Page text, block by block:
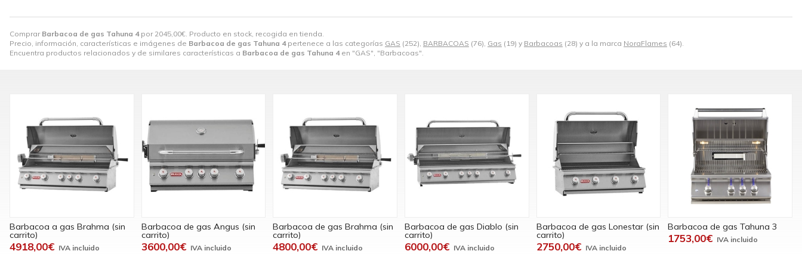
Comprar Barbacoa de gas Tahuna 4por 2045,00€ . Producto en stock, recogida en tienda.
Precio, información, características e imágenes de Barbacoa de gas Tahuna 4pertenece a las categorías GAS (252), BARBACOAS (76), Gas (19) y Barbacoas (28) y a la marca NoraFlames (64).
Encuentra productos relacionados y de similares características a Barbacoa de gas Tahuna 4en "GAS", "Barbacoas".
Barbacoa a gas Brahma (sin
carrito)
4918,00€
Barbacoa de gas Angus (sin
carrito)
3600,00€
Barbacoa de gas Brahma (sin
carrito)
4800,00€
Barbacoa de gas Diablo (sin
carrito)
6000,00€
Barbacoa de gas Lonestar (sin
carrito)
2750,00€
Barbacoa de gas Tahuna 3
1753,00€